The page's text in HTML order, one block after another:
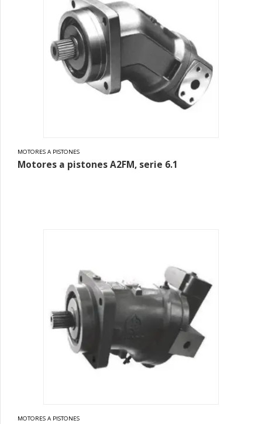
MOTORES A PISTONES
Motores a pistones A2FM, serie 6.1
MOTORES A PISTONES